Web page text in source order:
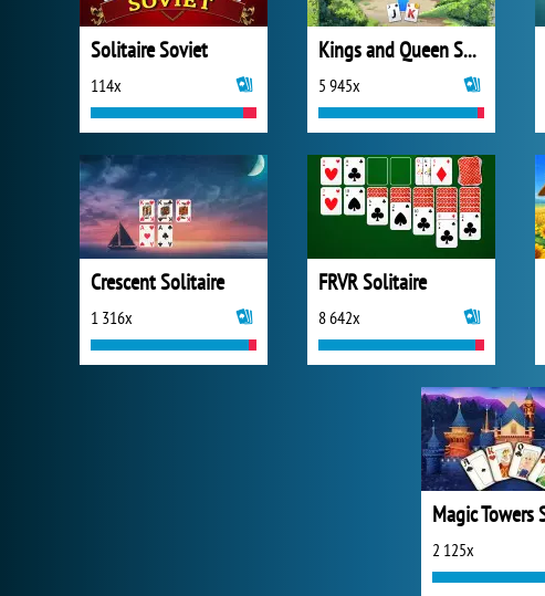
Solitaire Soviet
114x
Kings and Queen Solitaire Tripeaks
5 945x
Crescent Solitaire
1 316x
FRVR Solitaire
8 642x
2 125x